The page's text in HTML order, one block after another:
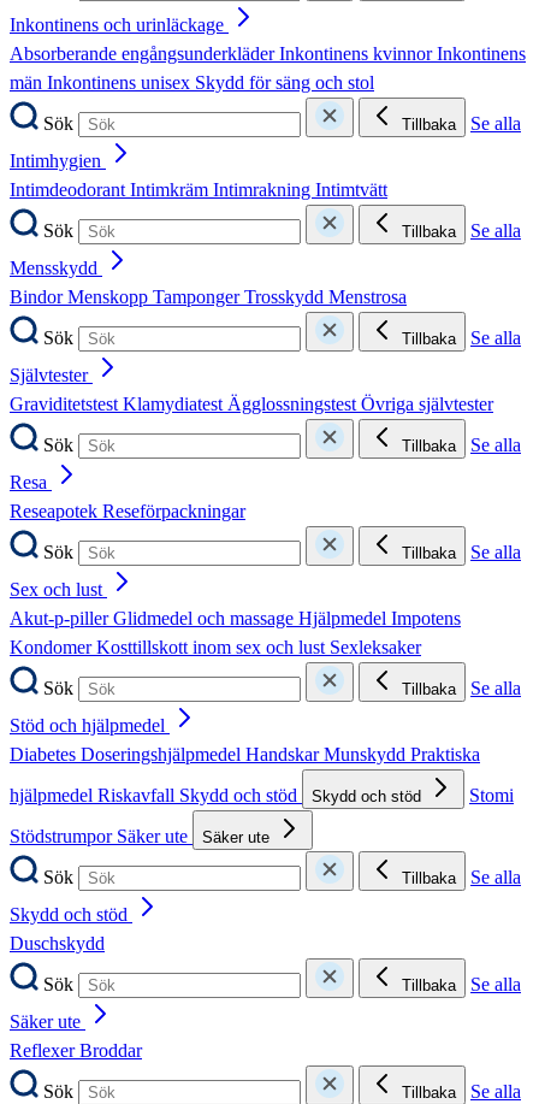
Inkontinens och urinläckage
Absorberande engångsunderkläderInkontinens kvinnorInkontinens
män Inkontinens unisex Skydd för säng och stol
Sök
Tillbaka
Se alla
Intimhygien
IntimdeodorantIntimkräm Intimrakning Intimtvätt
Sök
Tillbaka
Se alla
Mensskydd
BindorMenskopp TampongerTrosskydd Menstrosa
Sök
Tillbaka
Se alla
Självtester
GraviditetstestKlamydiatestÄgglossningstestÖvriga självtester
Sök
Tillbaka
Se alla
Resa
Reseapotek Reseförpackningar
Sök
Tillbaka
Se alla
Sex och lust
Akut-p-pillerGlidmedel och massage Hjälpmedel Impotens
KondomerKosttillskott inom sex och lust Sexleksaker
Sök
Tillbaka
Se alla
Stöd och hjälpmedel
Diabetes Doseringshjälpmedel HandskarMunskydd Praktiska
hjälpmedel Riskavfall Skydd och stöd Skydd och stöd
Stomi
Stödstrumpor Säker ute Säker ute
Sök Tillbaka
Se alla
Skydd och stöd
Duschskydd
Sök
Tillbaka
Se alla
Säker ute
ReflexerBroddar
Sök
Tillbaka
Se alla